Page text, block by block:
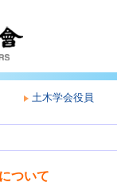
土木学会役員
ついて